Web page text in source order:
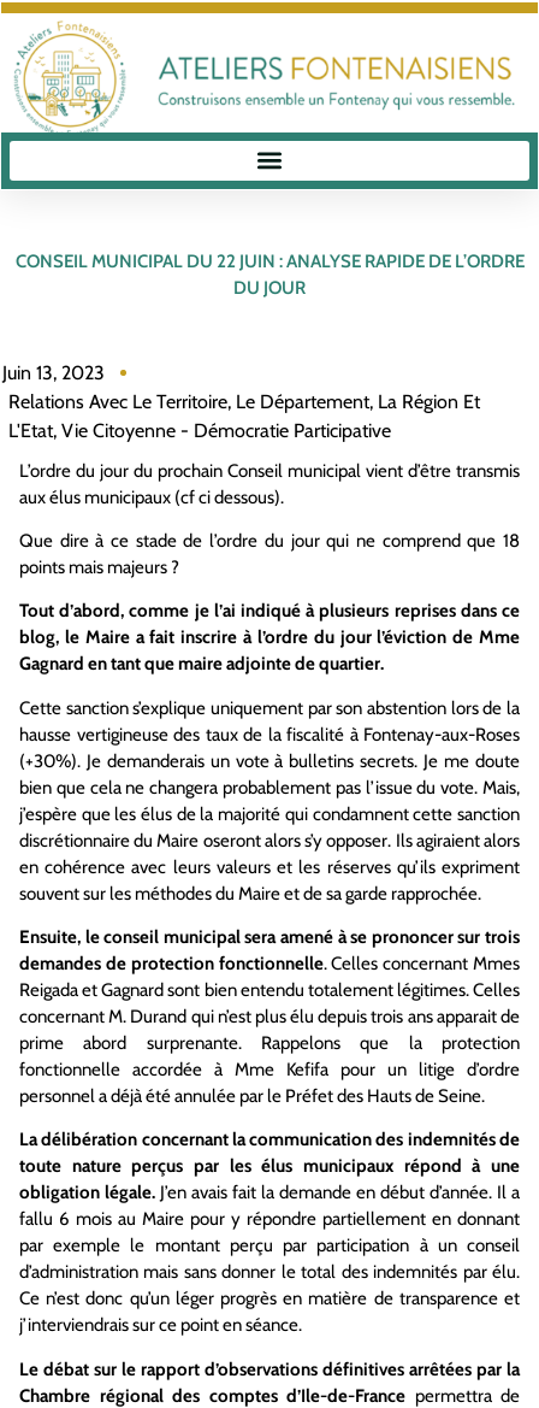
CONSEIL MUNICIPAL DU 22 JUIN : ANALYSE RAPIDE DE L’ORDRE
DU JOUR
Juin 13, 2023
Relations Avec Le Territoire, Le Département, La Région Et
L'Etat, Vie Citoyenne - Démocratie Participative
L’ordre du jour du prochain Conseil municipal vient d’être transmis
aux élus municipaux (cf ci dessous).
Que dire à ce stade de l’ordre du jour qui ne comprend que 18
points mais majeurs ?
Tout d’abord, comme je l’ai indiqué à plusieurs reprises dans ce
blog, le Maire a fait inscrire à l’ordre du jour l’éviction de Mme
Gagnard en tant que maire adjointe de quartier.
Cette sanction s’explique uniquement par son abstention lors de la
hausse vertigineuse des taux de la fiscalité à Fontenay-aux-Roses
(+30%). Je demanderais un vote à bulletins secrets. Je me doute
bien que cela ne changera probablement pas l’issue du vote. Mais,
j’espère que les élus de la majorité qui condamnent cette sanction
discrétionnaire du Maire oseront alors s’y opposer. Ils agiraient alors
en cohérence avec leurs valeurs et les réserves qu’ils expriment
souvent sur les méthodes du Maire et de sa garde rapprochée.
Ensuite, le conseil municipal sera amené à se prononcer sur trois
demandes de protection fonctionnelle. Celles concernant Mmes
Reigada et Gagnard sont bien entendu totalement légitimes. Celles
concernant M. Durand qui n’est plus élu depuis trois ans apparait de
prime abord surprenante. Rappelons que la protection
fonctionnelle accordée à Mme Kefifa pour un litige d’ordre
personnel a déjà été annulée par le Préfet des Hauts de Seine.
La délibération concernant la communication des indemnités de
toute nature perçus par les élus municipaux répond à une
obligation légale. J’en avais fait la demande en début d’année. Il a
fallu 6 mois au Maire pour y répondre partiellement en donnant
par exemple le montant perçu par participation à un conseil
d’administration mais sans donner le total des indemnités par élu.
Ce n’est donc qu’un léger progrès en matière de transparence et
j’interviendrais sur ce point en séance.
Le débat sur le rapport d’observations définitives arrêtées par la
Chambre régional des comptes d’Ile-de-France permettra de